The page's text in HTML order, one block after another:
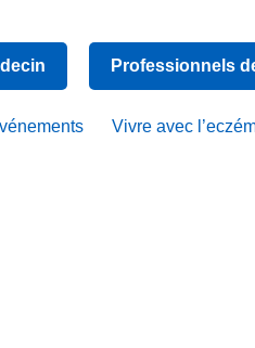
Professionnels
Vivre avec